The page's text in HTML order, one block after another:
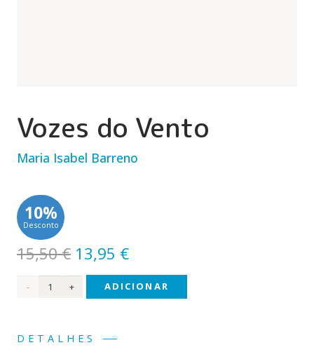
Vozes do Vento
Maria Isabel Barreno
10%
Desconto
15,50€ O
preço
original
15,50 €.
13,95 €O
preço
atual
Quantidade
ADICIONAR
DETALHES